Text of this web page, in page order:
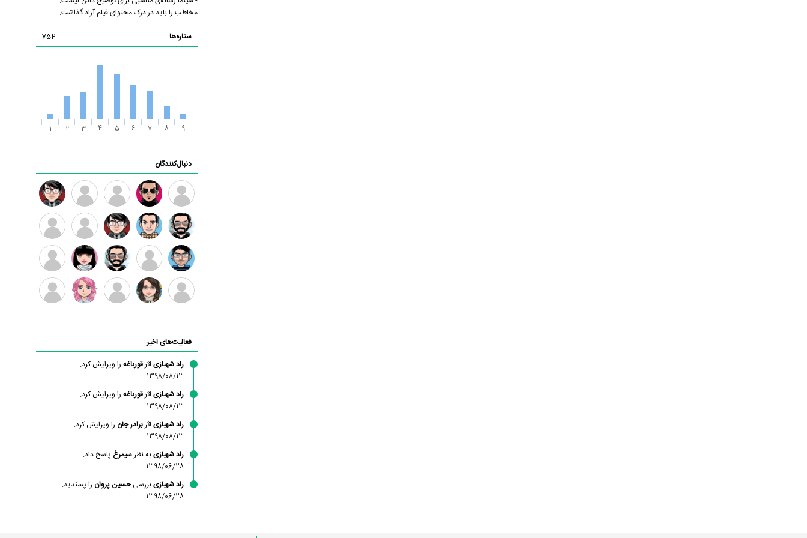
مخاطب را باید در درک محتوای فیلم آزاد گذاشت.
ستاره‌ها
754
1 2 3 4 5 6 7 8 9
دنبال‌کنندگان
ممدرضا
رضا
کاظمی
زهرا ~ ابتین
سید
محمد
موسوی
مهدی
فرهمند
مهدی
سلطانی
داود
رضیی
طرفدار
میلی
بابی
براون
کیوان
کیانی
سامان
راحمی
امیردلتا امیروو
ملیکا
منتظری
عارفه
داستانپور
فعالیت‌های اخیر
راد شهبازیاثرقورباغهرا ویرایش کرد.
1398/08/13
راد شهبازیاثرقورباغهرا ویرایش کرد.
1398/08/13
راد شهبازیاثربرادر جان را ویرایش کرد.
1398/08/13
راد شهبازیبه نظرسیمرغ پاسخ داد.
1398/06/28
راد شهبازیبررسیحسین پروان را پسندید.
1398/06/28